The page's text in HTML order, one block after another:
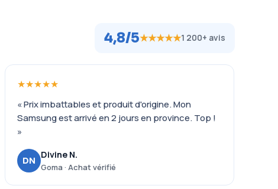
4,8/5★★★★★1 200+ avis
★★★★★
« Prix imbattables et produit d'origine. Mon
Samsung est arrivé en 2 jours en province. Top !
»
DN Divine N.
Goma · Achat vérifié